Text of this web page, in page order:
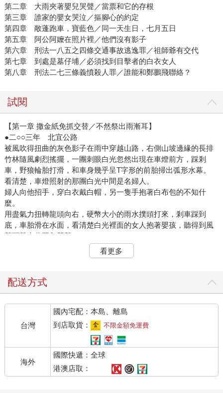
第二章 大雨夾著嬰兒哭聲／當票和它的存根
第三章 誰家的嬰女哭泣／摳腳心的約定
第四章 敞蓬跑車，寶藍色／同一天生日，七月五日
第五章 阿公阿嬤在照片裡／他們沒有影子
第六章 刑法一八五之四條交通事故逃逸罪／祖師爺有交代
第七章 到處是墓仔埔／必須找到目擊者的白衣女人
第八章 刑法二七三條義憤殺人罪／誰能和鄭鵬飛聯絡？
試閱
【第一章 撒金紙免抓交替／不然祭出雨漸耳】
●二○○三年 北宜公路
被風吹得扭曲的灰色影子在雨中穿越山路，右側山坡邊緣的長排
竹林隨風劇烈搖擺，一團刺眼白光忽然出現在車燈前方，踩剎
車，野狼輪胎打滑，和車身幾乎呈T字形的前胎掃出弧形水幕。
看清楚，車燈照射的那團白光中間是名婦人。
婦人向他招手，穿白衣戴白帽，另一隻手抱著白布包的不知什
麼。
用盡氣力扭轉龍頭向右，硬幣大小的雨水撲頭打來，剎車踩到
底，車胎滑在水面，看清楚白光裡面的女人抱著嬰孩，聽得到風
聲雨聲夾著嬰兒哭聲。
雨水打得視線不清，車子滑過女人身邊，一隻冰涼的手摸過他脖
子，刺骨寒意鑽進毛細孔，野狼不由自主顫抖，無數金紙隨風雨
貼在他安全帽中央。遠處響起雷鳴，轉角冒出時大忽小的灰影排
見．不．到．腳．的．齊．一．步．伐。
北宜公路以九彎十八拐著稱，早上去宜蘭的途中他一再提醒自己
不可超過五十公里的時速，其中幾次情不自禁飆至七十，幾個彎
道的確險象環生，幸好新換的輪胎咬得住路面，野狼就是野狼，
排氣管不時因加速發出爆音，風在耳邊，吹得眼淚從眼角拖至兩
鬢。不到一小時即抵達宜蘭，因此他停在路邊撥手機給小玉，第
一句話便喊：
「許如心小姐，我成功抵達宜蘭，費時五十三分鐘。」
看更多
配送方式
台灣
國內宅配：本島、離島
到店取貨：
不限金額免運費
海外
國際快遞：全球
港澳店取：